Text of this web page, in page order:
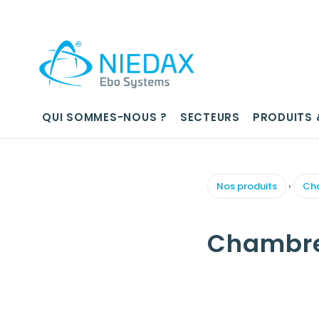
QUI SOMMES-NOUS ? SECTEURS PRODUITS
Nos produits ›